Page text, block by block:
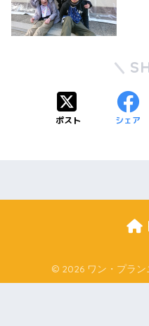
ポスト シェア
© 2026 ワン・プラ